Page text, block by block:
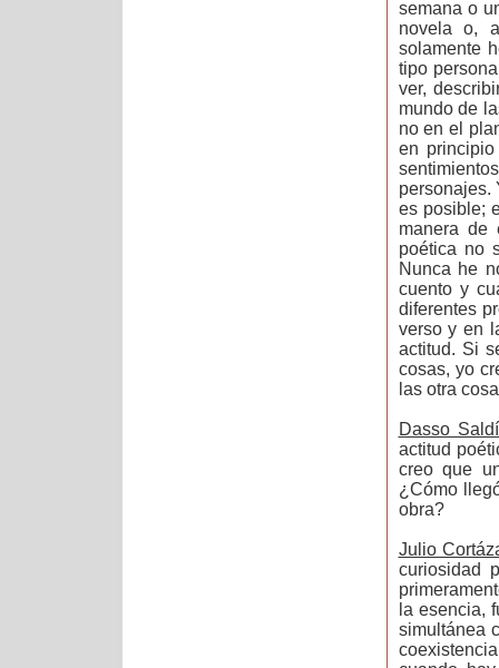
semana o
novela o,
solamente
tipo
ver,
mundo de
no en el
en
personajes.
es posible;
manera de
poética no
Nunca he
cuento y
diferentes
verso y en
actitud. Si
cosas, yo
las otra
Dasso
actitud
creo que
¿Cómo
obra?
Julio
curiosidad
la esencia,
simultánea